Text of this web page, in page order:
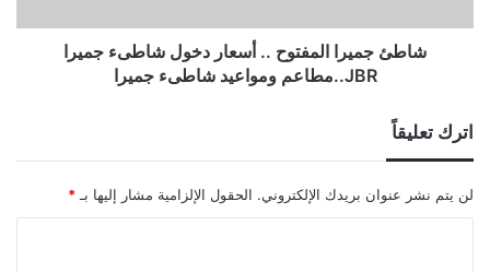
شاطئ جميرا المفتوح .. أسعار دخول شاطىء جميرا
JBR..مطاعم ومواعيد شاطىء جميرا
اترك تعليقاً
لن يتم نشر عنوان بريدك الإلكتروني. الحقول الإلزامية مشار إليها بـ *